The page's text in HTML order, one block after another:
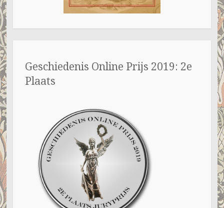
Geschiedenis Online Prijs 2019: 2e
Plaats